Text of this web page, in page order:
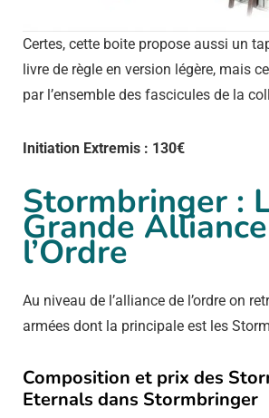
Certes, cette boite propose aussi un
livre de règle en version légère, mais
par l’ensemble des fascicules de la
Initiation Extremis : 130€
Stormbringer :
Grande
l’Ordre
Au niveau de l’alliance de l’ordre on
armées dont la principale est les
Composition et prix des
Eternals dans Stormbringer